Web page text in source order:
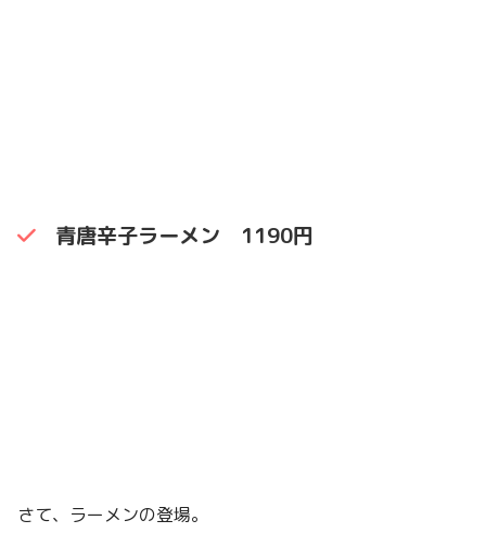
青唐辛子ラーメン 1190円
さて、ラーメンの登場。